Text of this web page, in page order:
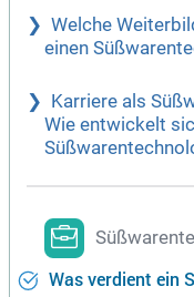
Welche
einen
Karriere als
Wie entwickelt
Was verdient ein